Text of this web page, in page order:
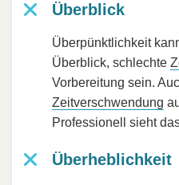
Überblick
Überpünktlichkeit
Überblick, schlechte
Vorbereitung sein.
Zeitverschwendung
Professionell sieht
Überheblichkeit